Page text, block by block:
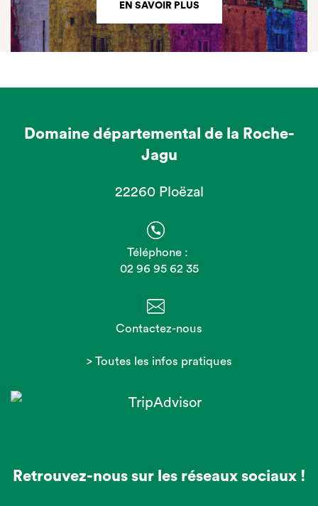
EN SAVOIR PLUS
Domaine départemental de la Roche-
Jagu
22260 Ploëzal
Téléphone :
02 96 95 62 35
Contactez-nous
> Toutes les infos pratiques
Retrouvez-nous sur les réseaux sociaux !